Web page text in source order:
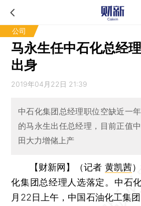
公司
马永生任中石化总经
出身
2019年04月22日 21:39
中石化集团总经理职位空缺近一
的马永生出任总经理，目前正值
田大力增储上产
【财新网】（记者 黄凯茜）
化集团总经理人选落定。中石
月22日上午，中国石油化工集